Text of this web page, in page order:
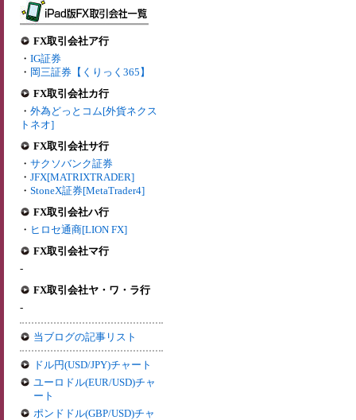
FX取引会社ア行
・ IG証券
・ 岡三証券【くりっく365】
FX取引会社カ行
・ 外為どっとコム[外貨ネクス
トネオ]
FX取引会社サ行
・ サクソバンク証券
・ JFX[MATRIXTRADER]
・ StoneX証券[MetaTrader4]
FX取引会社ハ行
・ ヒロセ通商[LION FX]
FX取引会社マ行
-
FX取引会社ヤ・ワ・ラ行
-
当ブログの記事リスト
ドル円(USD/JPY)チャート
ユーロドル(EUR/USD)チャ
ート
ポンドドル(GBP/USD)チャ